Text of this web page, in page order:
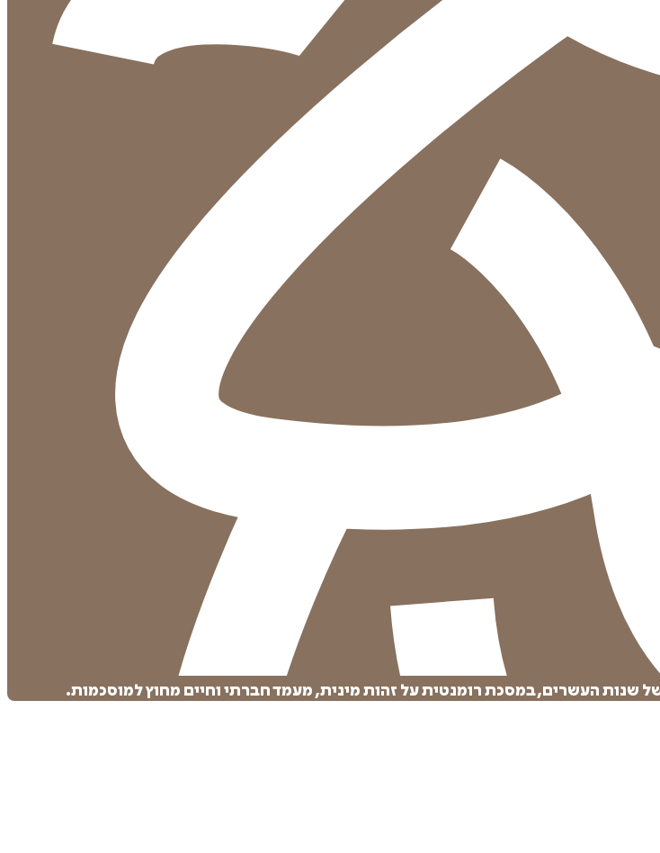
מחיר קודם:
מודפס
71.2
מחיר על הספר: ₪
שנות העשרים, במסכת רומנטית על זהות מינית, מעמד חברתי וחיים מחוץ למוסכמות.